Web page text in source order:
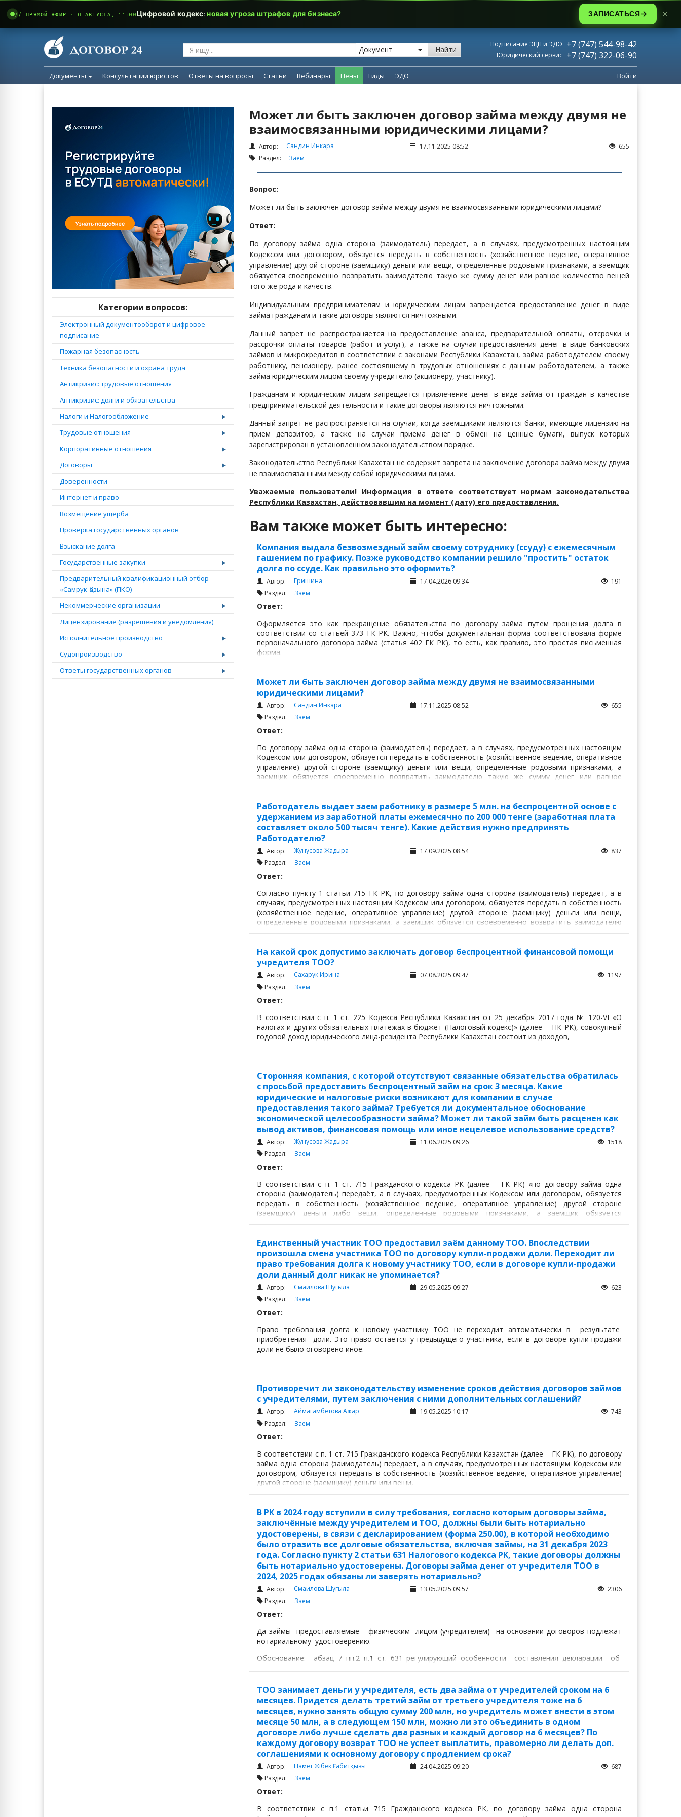
Найти
Подписание ЭЦП и ЭДО +7 (747) 544-98-42
Юридический сервис +7 (747) 322-06-90
Документы Консультации юристов Ответы на вопросы Статьи Вебинары Цены Гиды ЭДО Войти
Категории вопросов:
Электронный документооборот и цифровое
подписание
Пожарная безопасность
Техника безопасности и охрана труда
Антикризис: трудовые отношения
Антикризис: долги и обязательства
Налоги и Налогообложение
Трудовые отношения
Корпоративные отношения
Договоры
Доверенности
Интернет и право
Возмещение ущерба
Проверка государственных органов
Взыскание долга
Государственные закупки
Предварительный квалификационный отбор
«Самрук-Қазына» (ПКО)
Некоммерческие организации
Лицензирование (разрешения и уведомления)
Исполнительное производство
Судопроизводство
Ответы государственных органов
Может ли быть заключен договор займа между двумя не
взаимосвязанными юридическими лицами?
Автор: Сандин Инкара 17.11.2025 08:52
655
Раздел: Заем
Вопрос:
Может ли быть заключен договор займа между двумя не взаимосвязанными юридическими лицами?
Ответ:
По договору займа одна сторона (заимодатель) передает, а в случаях, предусмотренных настоящим
Кодексом или договором, обязуется передать в собственность (хозяйственное ведение, оперативное
управление) другой стороне (заемщику) деньги или вещи, определенные родовыми признаками, а заемщик
обязуется своевременно возвратить заимодателю такую же сумму денег или равное количество вещей
того же рода и качеств.
Индивидуальным предпринимателям и юридическим лицам запрещается предоставление денег в виде
займа гражданам и такие договоры являются ничтожными.
Данный запрет не распространяется на предоставление аванса, предварительной оплаты, отсрочки и
рассрочки оплаты товаров (работ и услуг), а также на случаи предоставления денег в виде банковских
займов и микрокредитов в соответствии с законами Республики Казахстан, займа работодателем своему
работнику, пенсионеру, ранее состоявшему в трудовых отношениях с данным работодателем, а также
займа юридическим лицом своему учредителю (акционеру, участнику).
Гражданам и юридическим лицам запрещается привлечение денег в виде займа от граждан в качестве
предпринимательской деятельности и такие договоры являются ничтожными.
Данный запрет не распространяется на случаи, когда заемщиками являются банки, имеющие лицензию на
прием депозитов, а также на случаи приема денег в обмен на ценные бумаги, выпуск которых
зарегистрирован в установленном законодательством порядке.
Законодательство Республики Казахстан не содержит запрета на заключение договора займа между двумя
не взаимосвязанными между собой юридическими лицами.
Уважаемые пользователи! Информация в ответе соответствует нормам законодательства
Республики Казахстан, действовавшим на момент (дату) его предоставления.
Вам также может быть интересно:
Компания выдала безвозмездный займ своему сотруднику (ссуду) с ежемесячным
гашением по графику. Позже руководство компании решило "простить" остаток
долга по ссуде. Как правильно это оформить?
Автор: Гришина 17.04.2026 09:34
191
Раздел: Заем
Ответ:
Оформляется это как прекращение обязательства по договору займа путем прощения долга в
соответствии со статьей 373 ГК РК. Важно, чтобы документальная форма соответствовала форме
первоначального договора займа (статья 402 ГК РК), то есть, как правило, это простая письменная
форма.
Может ли быть заключен договор займа между двумя не взаимосвязанными
юридическими лицами?
Автор: Сандин Инкара 17.11.2025 08:52
655
Раздел: Заем
Ответ:
По договору займа одна сторона (заимодатель) передает, а в случаях, предусмотренных настоящим
Кодексом или договором, обязуется передать в собственность (хозяйственное ведение, оперативное
управление) другой стороне (заемщику) деньги или вещи, определенные родовыми признаками, а
заемщик обязуется своевременно возвратить заимодателю такую же сумму денег или равное
количество вещей того же рода и качеств.
Работодатель выдает заем работнику в размере 5 млн. на беспроцентной основе с
удержанием из заработной платы ежемесячно по 200 000 тенге (заработная плата
составляет около 500 тысяч тенге). Какие действия нужно предпринять
Работодателю?
Автор: Жунусова Жадыра 17.09.2025 08:54
837
Раздел: Заем
Ответ:
Согласно пункту 1 статьи 715 ГК РК, по договору займа одна сторона (заимодатель) передает, а в
случаях, предусмотренных настоящим Кодексом или договором, обязуется передать в собственность
(хозяйственное ведение, оперативное управление) другой стороне (заемщику) деньги или вещи,
определенные родовыми признаками, а заемщик обязуется своевременно возвратить заимодателю
такую же сумму денег или равное количество вещей того же рода и качества.
На какой срок допустимо заключать договор беспроцентной финансовой помощи
учредителя ТОО?
Автор: Сахарук Ирина 07.08.2025 09:47
1197
Раздел: Заем
Ответ:
В соответствии с п. 1 ст. 225 Кодекса Республики Казахстан от 25 декабря 2017 года № 120-VI «О
налогах и других обязательных платежах в бюджет (Налоговый кодекс)» (далее – НК РК), совокупный
годовой доход юридического лица-резидента Республики Казахстан состоит из доходов,
Сторонняя компания, с которой отсутствуют связанные обязательства обратилась
с просьбой предоставить беспроцентный займ на срок 3 месяца. Какие
юридические и налоговые риски возникают для компании в случае
предоставления такого займа? Требуется ли документальное обоснование
экономической целесообразности займа? Может ли такой займ быть расценен как
вывод активов, финансовая помощь или иное нецелевое использование средств?
Автор: Жунусова Жадыра 11.06.2025 09:26
1518
Раздел: Заем
Ответ:
В соответствии с п. 1 ст. 715 Гражданского кодекса РК (далее – ГК РК) «по договору займа одна
сторона (заимодатель) передаёт, а в случаях, предусмотренных Кодексом или договором, обязуется
передать в собственность (хозяйственное ведение, оперативное управление) другой стороне
(заёмщику) деньги либо вещи, определённые родовыми признаками, а заёмщик обязуется
своевременно возвратить заимодателю такую же сумму денег или равное количество вещей того же
Единственный участник ТОО предоставил заём данному ТОО. Впоследствии
произошла смена участника ТОО по договору купли-продажи доли. Переходит ли
право требования долга к новому участнику ТОО, если в договоре купли-продажи
доли данный долг никак не упоминается?
Автор: Смаилова Шугыла 29.05.2025 09:27
623
Раздел: Заем
Ответ:
Право требования долга к новому участнику ТОО не переходит автоматически в результате
приобретения доли. Это право остаётся у предыдущего участника, если в договоре купли-продажи
доли не было оговорено иное.
Противоречит ли законодательству изменение сроков действия договоров займов
с учредителями, путем заключения с ними дополнительных соглашений?
Автор: Аймагамбетова Ажар 19.05.2025 10:17
743
Раздел: Заем
Ответ:
В соответствии с п. 1 ст. 715 Гражданского кодекса Республики Казахстан (далее – ГК РК), по договору
займа одна сторона (заимодатель) передает, а в случаях, предусмотренных настоящим Кодексом или
договором, обязуется передать в собственность (хозяйственное ведение, оперативное управление)
другой стороне (заемщику) деньги или вещи,
В РК в 2024 году вступили в силу требования, согласно которым договоры займа,
заключённые между учредителем и ТОО, должны были быть нотариально
удостоверены, в связи с декларированием (форма 250.00), в которой необходимо
было отразить все долговые обязательства, включая займы, на 31 декабря 2023
года. Согласно пункту 2 статьи 631 Налогового кодекса РК, такие договоры должны
быть нотариально удостоверены. Договоры займа денег от учредителя ТОО в
2024, 2025 годах обязаны ли заверять нотариально?
Автор: Смаилова Шугыла 13.05.2025 09:57
2306
Раздел: Заем
Ответ:
Да займы предоставляемые физическим лицом (учредителем) на основании договоров подлежат
нотариальному удостоверению.
Обоснование: абзац 7 пп.2 п.1 ст. 631 регулирующий особенности составления декларации об
ТОО занимает деньги у учредителя, есть два займа от учредителей сроком на 6
месяцев. Придется делать третий займ от третьего учредителя тоже на 6
месяцев, нужно занять общую сумму 200 млн, но учредитель может внести в этом
месяце 50 млн, а в следующем 150 млн, можно ли это объединить в одном
договоре либо лучше сделать два разных и каждый договор на 6 месяцев? По
каждому договору возврат ТОО не успеет выплатить, правомерно ли делать доп.
соглашениями к основному договору с продлением срока?
Автор: Нағмет Жібек Ғабитқызы 24.04.2025 09:20
687
Раздел: Заем
Ответ:
В соответствии с п.1 статьи 715 Гражданского кодекса РК, по договору займа одна сторона
// ПРЯМОЙ ЭФИР · 6 АВГУСТА, 11:00Цифровой кодекс:новая угроза штрафов для бизнеса? ЗАПИСАТЬСЯ